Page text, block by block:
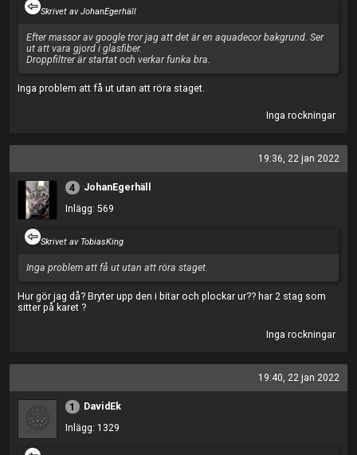
Skrivet av JohanEgerhäll
Efter massor av google tror jag att det är en aquadecor bakgrund. Ser
ut att vara gjord i glasfiber.
Droppfiltrer är startat och verkar funka bra.
Inga problem att få ut utan att röra staget.
Inga rockningar
19:36, 22 jan 2022
4
JohanEgerhäll
Inlägg: 569
Skrivet av TobiasKing
Inga problem att få ut utan att röra staget.
Hur gör jag då? Bryter upp den i bitar och plockar ur?? har 2 stag som
sitter på karet ?
Inga rockningar
19:40, 22 jan 2022
1
DavidEk
Inlägg: 1329